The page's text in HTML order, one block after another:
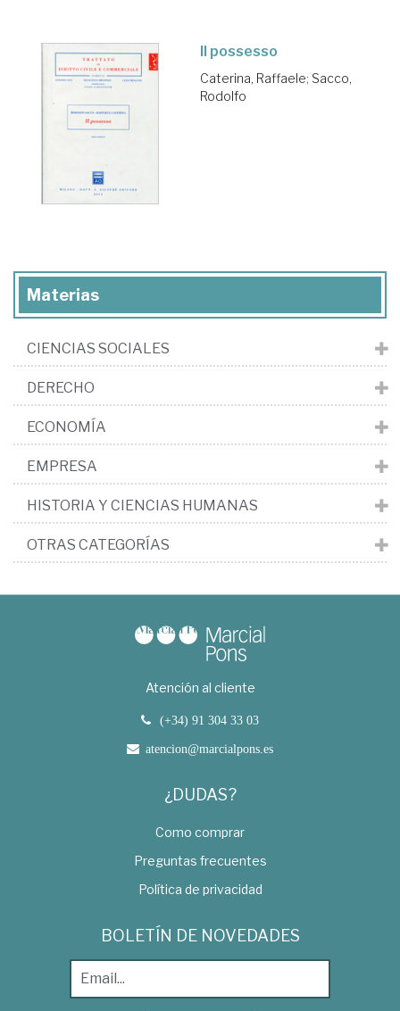
Il possesso
Caterina, Raffaele; Sacco,
Rodolfo
Materias
CIENCIAS SOCIALES
DERECHO
ECONOMÍA
EMPRESA
HISTORIA Y CIENCIAS HUMANAS
OTRAS CATEGORÍAS
Atención al cliente
(+34) 91 304 33 03
atencion@marcialpons.es
¿DUDAS?
Como comprar
Preguntas frecuentes
Política de privacidad
BOLETÍN DE NOVEDADES